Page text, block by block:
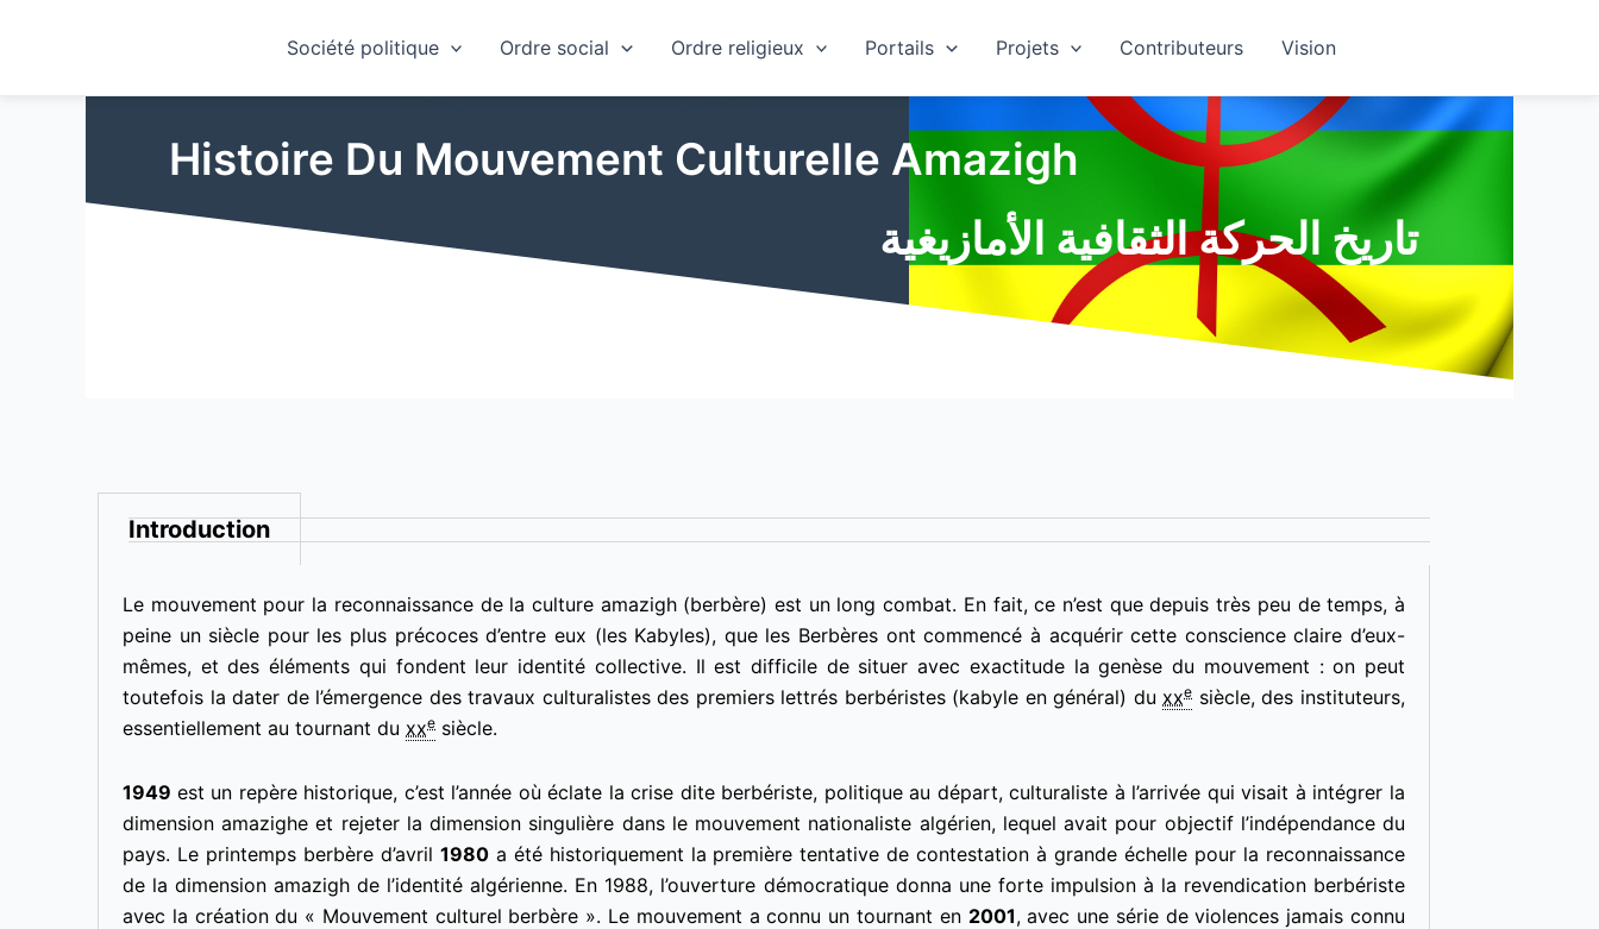
Société politique Ordre social Ordre religieux Portails Projets Contributeurs Vision
Histoire Du Mouvement Culturelle Amazigh
تاريخ الحركة الثقافية الأمازيغية
Introduction
Le mouvement pour la reconnaissance de la culture amazigh (berbère) est un long combat. En fait, ce n’est que depuis très peu de temps, à
peine un siècle pour les plus précoces d’entre eux (les Kabyles), que les Berbères ont commencé à acquérir cette conscience claire d’eux-
mêmes, et des éléments qui fondent leur identité collective. Il est difficile de situer avec exactitude la genèse du mouvement : on peut
toutefois la dater de l’émergence des travaux culturalistes des premiers lettrés berbéristes (kabyle en général) du xxe siècle, des instituteurs,
essentiellement au tournant du xxe siècle.
1949 est un repère historique, c’est l’année où éclate la crise dite berbériste, politique au départ, culturaliste à l’arrivée qui visait à intégrer la
dimension amazighe et rejeter la dimension singulière dans le mouvement nationaliste algérien, lequel avait pour objectif l’indépendance du
pays. Le printemps berbère d’avril 1980a été historiquement la première tentative de contestation à grande échelle pour la reconnaissance
de la dimension amazigh de l’identité algérienne. En 1988, l’ouverture démocratique donna une forte impulsion à la revendication berbériste
avec la création du « Mouvement culturel berbère ». Le mouvement a connu un tournant en 2001, avec une série de violences jamais connu